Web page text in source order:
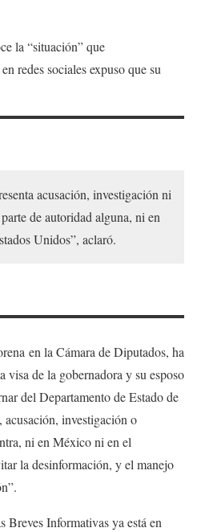
la “situación” que
redes sociales expuso que su
acusación, investigación ni
de autoridad alguna, ni en
Unidos”, aclaró.
en la Cámara de Diputados, ha
visa de la gobernadora y su esposo
del Departamento de Estado de
investigación o
ni en México ni en el
la desinformación, y el manejo
Breves Informativas ya está en